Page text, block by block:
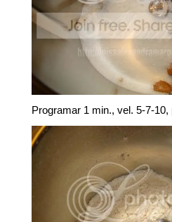
Programar 1 min., vel. 5-7-